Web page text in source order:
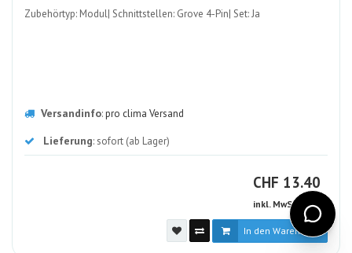
Zubehörtyp: Modul| Schnittstellen: Grove 4-Pin| Set: Ja
Versandinfo:pro clima Versand
Lieferung: sofort (ab Lager)
CHF CHF
13.40
inkl. MwSt (8.1%)
In den Warenkorb